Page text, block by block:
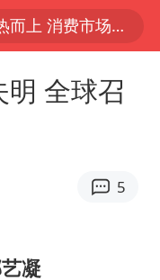
夏日经济乘热而上 消费市场向新而行
全球最大级别运输船通过长江大桥
民“菜篮子”
全球召
5
凝